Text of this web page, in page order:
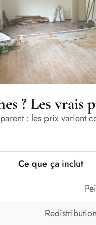
? Les vrais
: les prix
Ce que ça inclut